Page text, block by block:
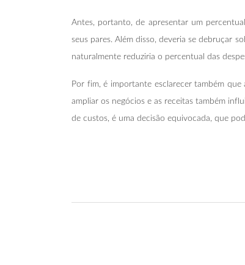
Antes, portanto, de apresentar um
seus pares. Além disso, deveria se debruçar
naturalmente reduziria o percentual das
Por fim, é importante esclarecer também
ampliar os negócios e as receitas também
de custos, é uma decisão equivocada, que